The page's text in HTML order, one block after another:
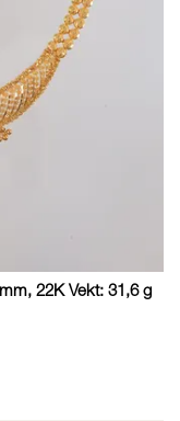
22K Vekt: 31,6 g